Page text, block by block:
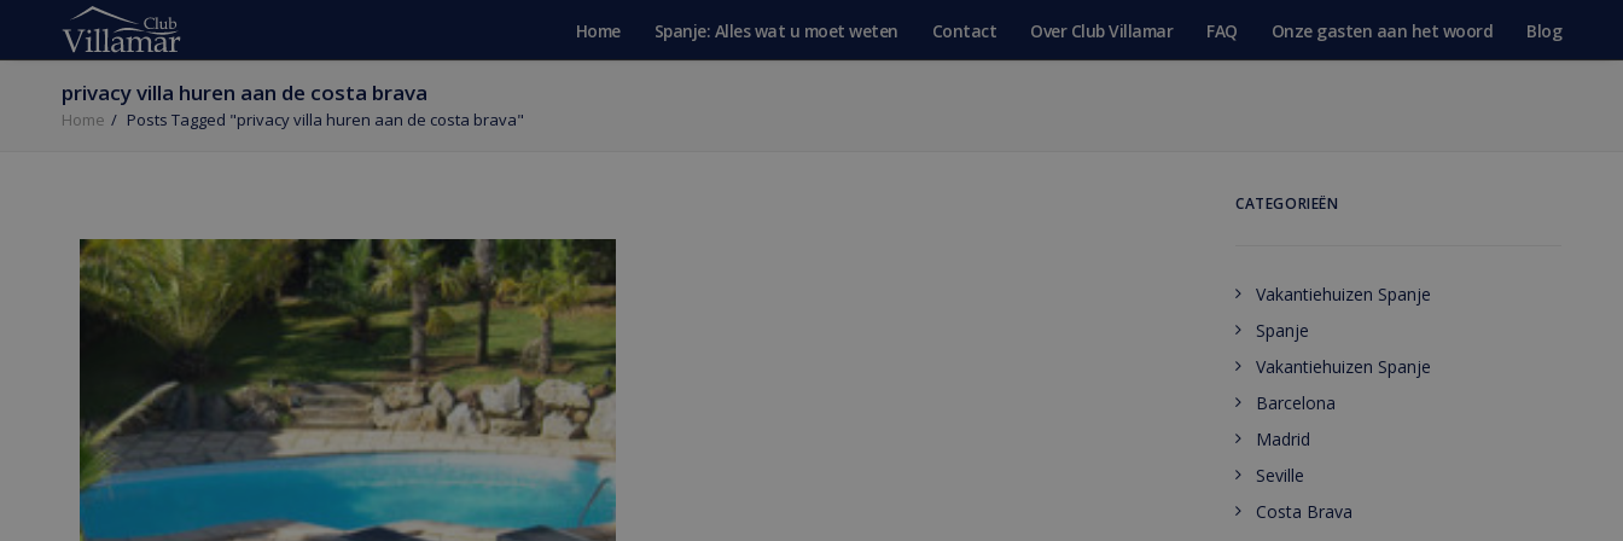
Home Spanje: Alles wat u moet weten Contact Over Club Villamar FAQ Onze gasten aan het woord Blog
privacy villa huren aan de costa brava
Home Posts Tagged "privacy villa huren aan de costa brava"
CATEGORIEËN
Vakantiehuizen Spanje
Spanje
Vakantiehuizen Spanje
Barcelona
Madrid
Seville
Costa Brava